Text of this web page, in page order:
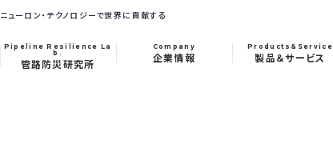
ニューロン・テクノロジーで世界に貢献する
Pipeline Resilience La
b.
管路防災研究所
Company
企業情報
Products&Service
製品＆サービス